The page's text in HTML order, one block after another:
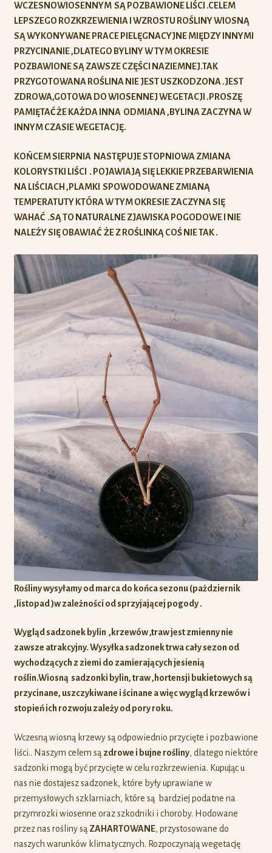
WCZESNOWIOSENNYM SĄ POZBAWIONE LIŚCI .CELEM
LEPSZEGO ROZKRZEWIENIA I WZROSTU ROŚLINY WIOSNĄ
SĄ WYKONYWANE PRACE PIELĘGNACYJNE MIĘDZY INNYMI
PRZYCINANIE ,DLATEGO BYLINY W TYM OKRESIE
POZBAWIONE SĄ ZAWSZE CZĘŚCI NAZIEMNEJ.TAK
PRZYGOTOWANA ROŚLINA NIE JEST USZKODZONA .JEST
ZDROWA,GOTOWA DO WIOSENNEJ WEGETACJI .PROSZĘ
PAMIĘTAĆ ŻE KAŻDA INNA ODMIANA ,BYLINA ZACZYNA W
INNYM CZASIE WEGETACJĘ.
KOŃCEM SIERPNIA NASTĘPUJE STOPNIOWA ZMIANA
KOLORYSTKI LIŚCI . POJAWIAJĄ SIĘ LEKKIE PRZEBARWIENIA
NA LIŚCIACH ,PLAMKI SPOWODOWANE ZMIANĄ
TEMPERATUTY KTÓRA W TYM OKRESIE ZACZYNA SIĘ
WAHAĆ .SĄ TO NATURALNE ZJAWISKA POGODOWE I NIE
NALEŻY SIĘ OBAWIAĆ ŻE Z ROŚLINKĄ COŚ NIE TAK .
Rośliny wysyłamy od marca do końca sezonu (pażdziernik
,listopad )w zależności od sprzyjającej pogody .
Wygląd sadzonek bylin ,krzewów ,traw jest zmienny nie
zawsze atrakcyjny. Wysyłka sadzonek trwa cały sezon od
wychodzących z ziemi do zamierających jesienią
roślin.Wiosną sadzonki bylin, traw ,hortensji bukietowych są
przycinane, uszczykiwane i ścinane a więcwygląd krzewów i
stopień ich rozwoju zależy od pory roku.
Wczesną wiosną krzewy są odpowiednio przycięte i pozbawione
liści.. Naszym celem są zdrowe i bujne rośliny, dlatego niektóre
sadzonki mogą być przycięte w celu rozkrzewienia. Kupując u
nas nie dostajesz sadzonek, które były uprawiane w
przemysłowych szklarniach, które są bardziej podatne na
przymrozki wiosenne oraz szkodniki i choroby. Hodowane
przez nas rośliny są ZAHARTOWANE, przystosowane do
naszych warunków klimatycznych. Rozpoczynają wegetację